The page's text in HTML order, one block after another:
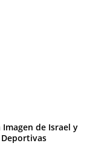
Imagen de Israel y